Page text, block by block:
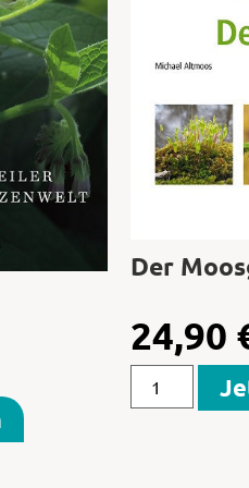
Der
24,90